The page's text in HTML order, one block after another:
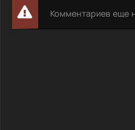
Комментариев еще